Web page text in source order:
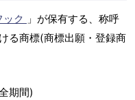
ック 」が保有する、称呼
る商標(商標出願・登録商
期間)